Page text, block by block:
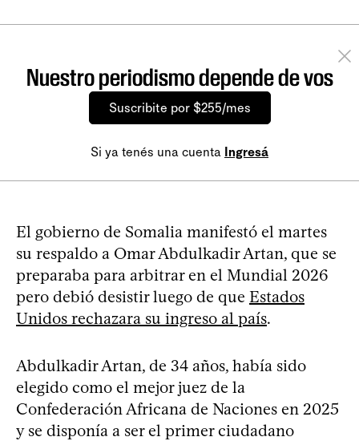
Nuestro periodismo depende de vos
Suscribite por $255/mes
Si ya tenés una cuenta Ingresá
El gobierno de Somalia manifestó el martes
su respaldo a Omar Abdulkadir Artan, que se
preparaba para arbitrar en el Mundial 2026
pero debió desistir luego de que Estados
Unidos rechazara su ingreso al país.
Abdulkadir Artan, de 34 años, había sido
elegido como el mejor juez de la
Confederación Africana de Naciones en 2025
y se disponía a ser el primer ciudadano